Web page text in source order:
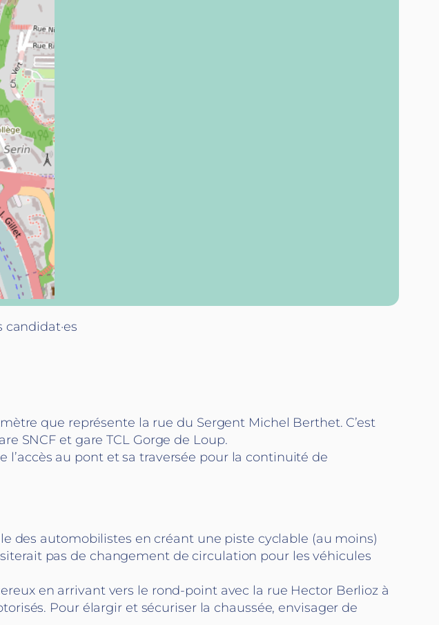
que représente la rue du Sergent Michel Berthet. C’est
SNCF et gare TCL Gorge de Loup.
l’accès au pont et sa traversée pour la continuité de
des automobilistes en créant une piste cyclable (au moins)
pas de changement de circulation pour les véhicules
en arrivant vers le rond-point avec la rue Hector Berlioz à
Pour élargir et sécuriser la chaussée, envisager de